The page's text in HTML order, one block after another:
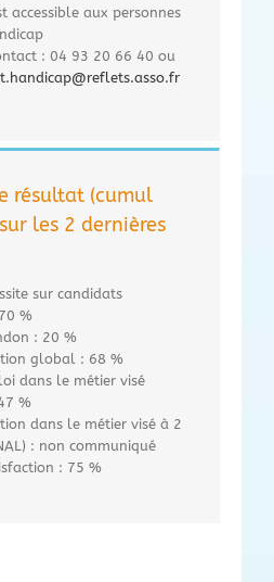
accessible aux personnes
: 04 93 20 66 40 ou
résultat (cumul
les 2 dernières
sur candidats
%
: 20 %
global : 68 %
dans le métier visé
%
dans le métier visé à 2
: non communiqué
: 75 %